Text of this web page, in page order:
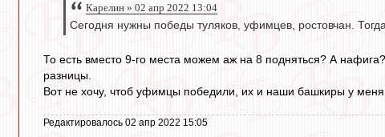
Карелин » 02 апр 2022 13:04
Сегодня нужны победы туляков, уфимцев, ростовчан.
То есть вместо 9-го места можем аж на 8 подняться? А
разницы.
Вот не хочу, чтоб уфимцы победили, их и наши башкиры у меня
Редактировалось 02 апр 2022 15:05